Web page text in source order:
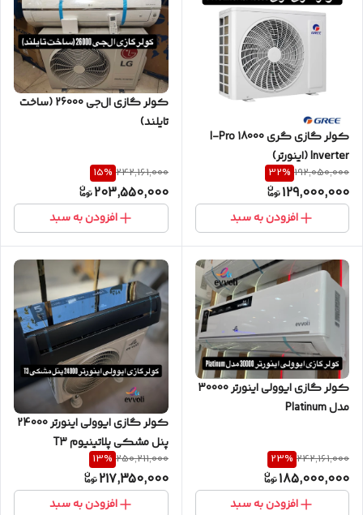
کولر گازی گری 18000 I-Pro
Inverter (اینورتر)
192,050,000
32%
129,000,000
افزودن به سبد
کولر گازی ال‌جی 26000 (ساخت
تایلند)
242,161,000
15%
203,550,000
افزودن به سبد
کولر گازی ایوولی اینورتر 30000
مدل Platinum
242,161,000
23%
185,000,000
افزودن به سبد
کولر گازی ایوولی اینورتر 24000
پنل مشکی پلاتینیوم T3
250,211,000
13%
217,350,000
افزودن به سبد